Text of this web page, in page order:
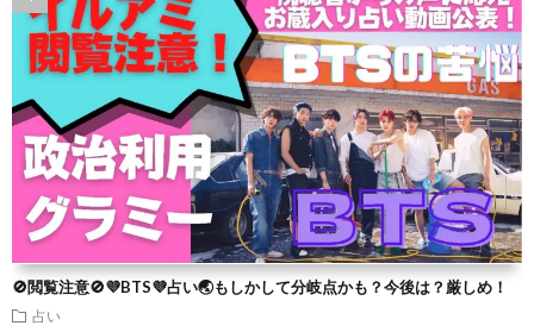
🚫閲覧注意🚫💜BTS💜占い🌏もしかして分岐点かも？今後は？厳しめ！
占い